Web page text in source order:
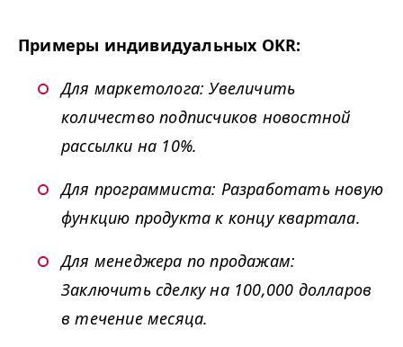
Примеры индивидуальных OKR:
Для маркетолога: Увеличить
количество подписчиков новостной
рассылки на 10%.
Для программиста: Разработать новую
функцию продукта к концу квартала.
Для менеджера по продажам:
Заключить сделку на 100,000 долларов
в течение месяца.